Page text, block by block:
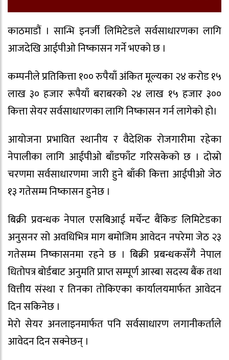
काठमाडौं । सान्भि इनर्जी लिमिटेडले सर्वसाधारणका लागि
आजदेखि आईपीओ निष्कासन गर्ने भएको छ ।
कम्पनीले प्रतिकित्ता १०० रुपैयाँ अंकित मूल्यका २४ करोड १५
लाख ३० हजार रूपैयाँ बराबरको २४ लाख १५ हजार ३००
कित्ता सेयर सर्वसाधारणका लागि निष्कासन गर्न लागेको हो।
आयोजना प्रभावित स्थानीय र वैदेशिक रोजगारीमा रहेका
नेपालीका लागि आईपीओ बाँडफाँट गरिसकेको छ । दोस्रो
चरणमा सर्वसाधारणमा जारी हुने बाँकी कित्ता आईपीओ जेठ
१३ गतेसम्म निष्कासन हुनेछ ।
बिक्री प्रवन्धक नेपाल एसबिआई मर्चेन्ट बैंकिङ लिमिटेडका
अनुसनर सो अवधिभित्र माग बमोजिम आवेदन नपरेमा जेठ २३
गतेसम्म निष्कासनमा रहने छ । बिक्री प्रबन्धकसँगै नेपाल
धितोपत्र बोर्डबाट अनुमति प्राप्त सम्पूर्ण आस्बा सदस्य बैंक तथा
वित्तीय संस्था र तिनका तोकिएका कार्यालयमार्फत आवेदन
दिन सकिनेछ ।
मेरो सेयर अनलाइनमार्फत पनि सर्वसाधारण लगानीकर्ताले
आवेदन दिन सक्नेछन् ।